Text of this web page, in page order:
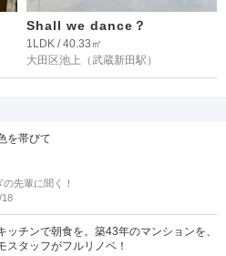
Shall we dance？
1LDK / 40.33㎡
大田区池上 （武蔵新田駅）
を帯びて
先輩に聞く！
18
ッチンで朝食を。築43年のマンションを、
スタッフがフルリノベ！